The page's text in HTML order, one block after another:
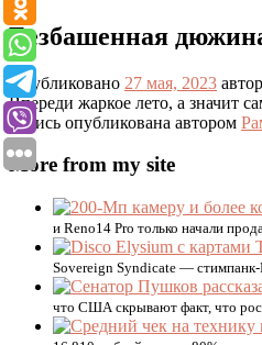
Безбашенная
Опубликовано 27 мая, 2023
Впереди жаркое лето, а значит
Запись опубликована автором
More from my site
и Reno14 Pro только начали
Sovereign Syndicate — стимпанк-
что США скрывают факт, что